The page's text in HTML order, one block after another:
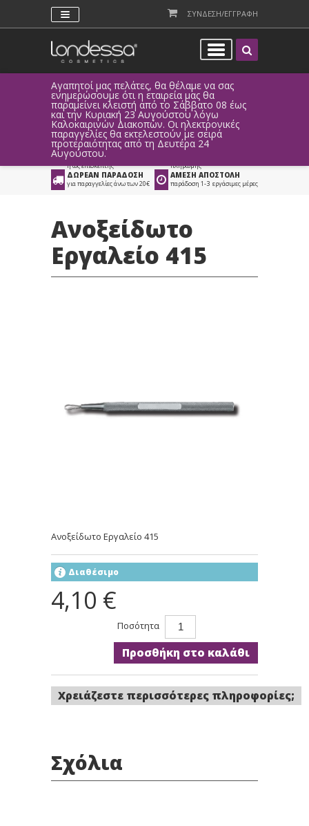
ΣΥΝΔΕΣΗ/ΕΓΓΡΑΦΗ
Αγαπητοί μας πελάτες, θα θέλαμε να σας
ενημερώσουμε ότι η εταιρεία μας θα
παραμείνει κλειστή από το Σάββατο 08 έως
και την Κυριακή 23 Αυγούστου λόγω
Καλοκαιρινών Διακοπών. Οι ηλεκτρονικές
παραγγελίες θα εκτελεστούν με σειρά
προτεραιότητας από τη Δευτέρα 24
Αυγούστου.
Προϊόντα > Είδη Αισθητικής
>
Εργαλεία Αισθητικής
ΑΜΕΣΗ ΣΥΝΔΕΣΗ
Facebook, Gmail
ή ως επισκέπτης
ΕΥΚΟΛΕΣ ΑΓΟΡΕΣ
πληρωμής
ΔΩΡΕΑΝ ΠΑΡΑΔΟΣΗ
για παραγγελίες άνω των 20€
ΑΜΕΣΗ ΑΠΟΣΤΟΛΗ
παράδοση 1-3 εργάσιμες μέρες
Ανοξείδωτο
Εργαλείο 415
Ανοξείδωτο Εργαλείο 415
Διαθέσιμο
4,10 €
Ποσότητα
Προσθήκη στο καλάθι
Χρειάζεστε περισσότερες πληροφορίες;
Σχόλια